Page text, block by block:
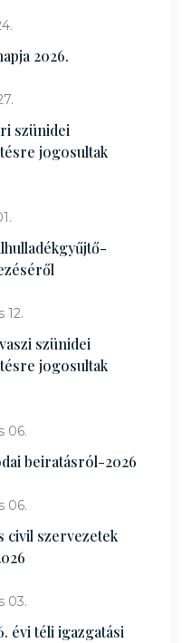
2026.
szünidei
jogosultak
12.
szünidei
jogosultak
06.
beiratásról-2026
06.
civil szervezetek
03.
évi téli igazgatási